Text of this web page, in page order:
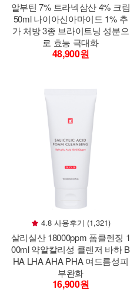
알부틴 7% 트라넥삼산 4% 크림
50ml 나이아신아마이드 1% 추
가 처방 3종 브라이트닝 성분으
로 효능 극대화
48,900원
4.8 사용후기 (1,321)
살리실산 18000ppm 폼클렌징 1
00ml 약알칼리성 클렌저 바하 B
HA LHA AHA PHA 여드름성피
부완화
16,900원